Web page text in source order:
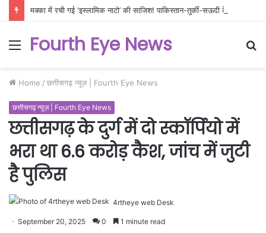
Menu
Fourth Eye News
Home / छत्तीसगढ़ न्यूज़ | Fourth Eye News
छत्तीसगढ़ न्यूज़ | Fourth Eye News
छत्तीसगढ़ के दुर्ग में दो स्कॉर्पियो में
भरा था 6.6 करोड़ कैश, जांच में जुटी
है पुलिस
4rtheye web Desk
September 20, 2025 0 1 minute read